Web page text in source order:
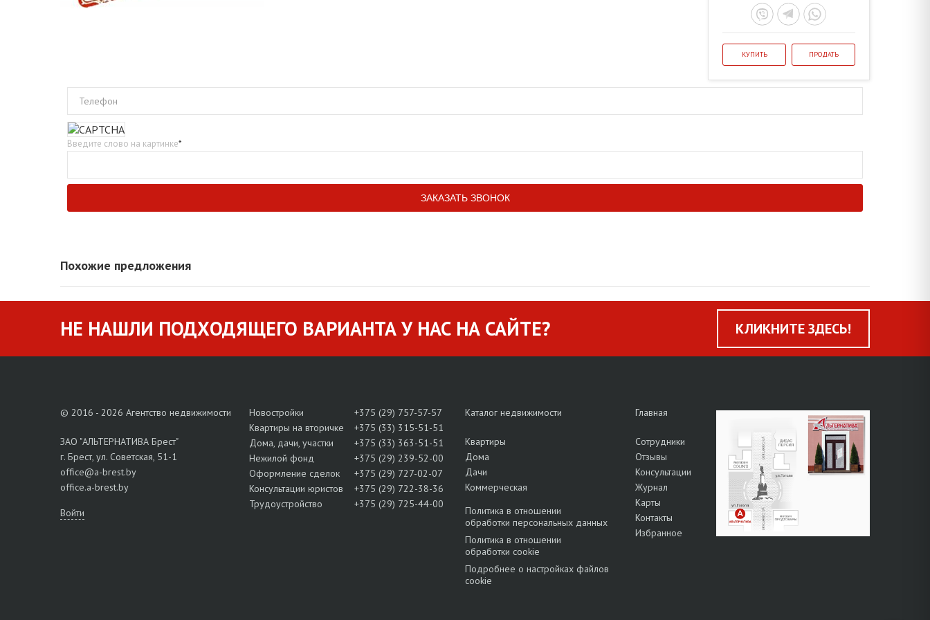
КУПИТЬ ПРОДАТЬ
Телефон
Введите слово на картинке*
Похожие предложения
НЕ НАШЛИ ПОДХОДЯЩЕГО ВАРИАНТА У НАС НА САЙТЕ? КЛИКНИТЕ ЗДЕСЬ!
© 2016 - 2026 Агентство недвижимости
ЗАО "АЛЬТЕРНАТИВА Брест"
г. Брест, ул. Советская, 51-1
office@a-brest.by
office.a-brest.by
Войти
Новостройки
+375 (29) 757-57-57
Квартиры на вторичке
+375 (33) 315-51-51
Дома, дачи, участки
+375 (33) 363-51-51
Нежилой фонд
+375 (29) 239-52-00
Оформление сделок
+375 (29) 727-02-07
Консультации юристов
+375 (29) 722-38-36
Трудоустройство
+375 (29) 725-44-00
Каталог недвижимости
Квартиры
Дома
Дачи
Коммерческая
Политика в отношении
обработки персональных данных
Политика в отношении
обработки cookie
Подробнее о настройках файлов
cookie
Главная
Сотрудники
Отзывы
Консультации
Журнал
Карты
Контакты
Избранное